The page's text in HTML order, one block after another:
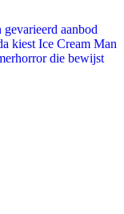
aanbod
kiest Ice Cream Man
die bewijst